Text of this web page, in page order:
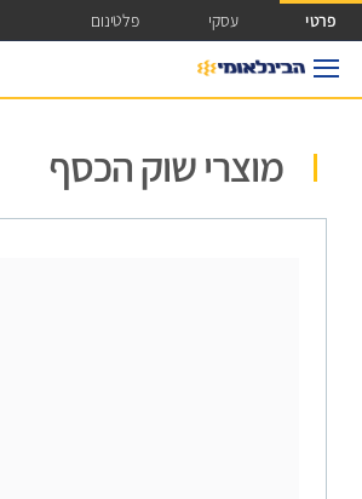
גישה ישירה לכפתור כניסה לחשבונך
פרטי עסקי פלטינום
מוצרי שוק הכסף